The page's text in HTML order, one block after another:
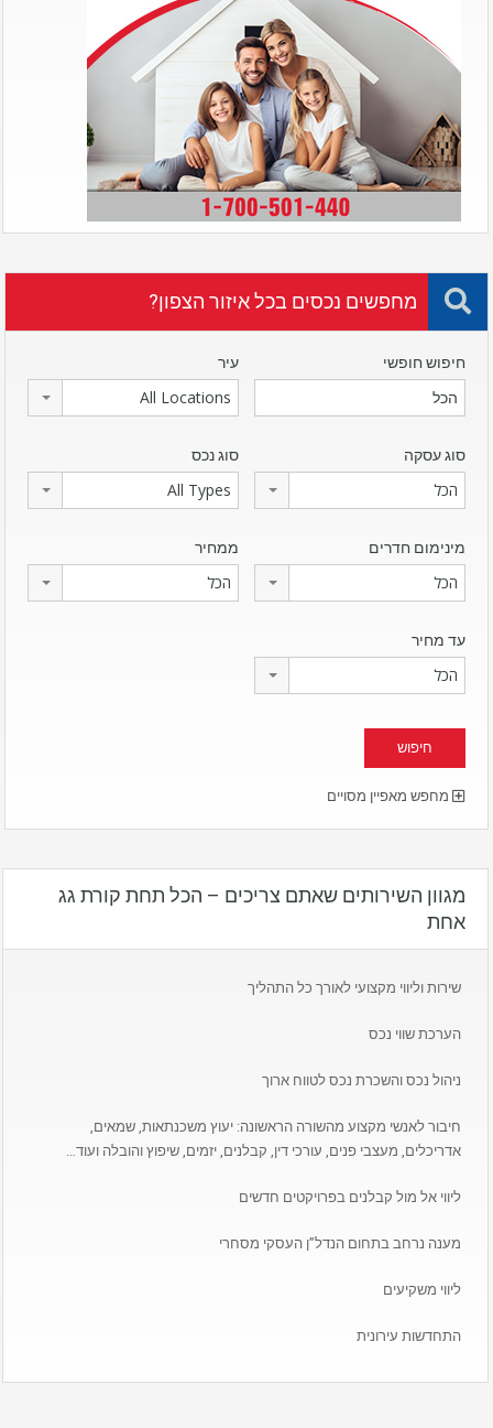
מחפשים נכסים בכל איזור הצפון?
חיפוש חופשי עיר
All Locations
סוג עסקה
הכל
סוג נכס
All Types
מינימום חדרים
הכל
ממחיר
הכל
עד מחיר
הכל
מחפש מאפיין מסויים
מגוון השירותים שאתם צריכים – הכל תחת קורת גג
אחת
שירות וליווי מקצועי לאורך כל התהליך
הערכת שווי נכס
ניהול נכס והשכרת נכס לטווח ארוך
חיבור לאנשי מקצוע מהשורה הראשונה: יעוץ משכנתאות, שמאים,
אדריכלים, מעצבי פנים, עורכי דין, קבלנים, יזמים, שיפוץ והובלה ועוד…
ליווי אל מול קבלנים בפרויקטים חדשים
מענה נרחב בתחום הנדל”ן העסקי מסחרי
ליווי משקיעים
התחדשות עירונית